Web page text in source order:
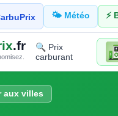
🌤️ Météo ⚡
.fr
🔍 Prix
carburant
aux villes